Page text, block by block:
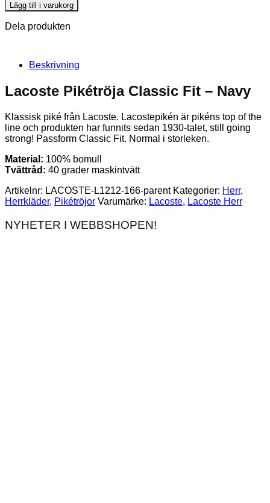
Lägg till i varukorg
Dela produkten
Beskrivning
Lacoste Pikétröja Classic Fit – Navy
Klassisk piké från Lacoste. Lacostepikén är pikéns top of the
line och produkten har funnits sedan 1930-talet, still going
strong! Passform Classic Fit. Normal i storleken.
Material: 100% bomull
Tvättråd: 40 grader maskintvätt
Artikelnr: LACOSTE-L1212-166-parent Kategorier: Herr,
Herrkläder, Pikétröjor Varumärke: Lacoste, Lacoste Herr
NYHETER I WEBBSHOPEN!